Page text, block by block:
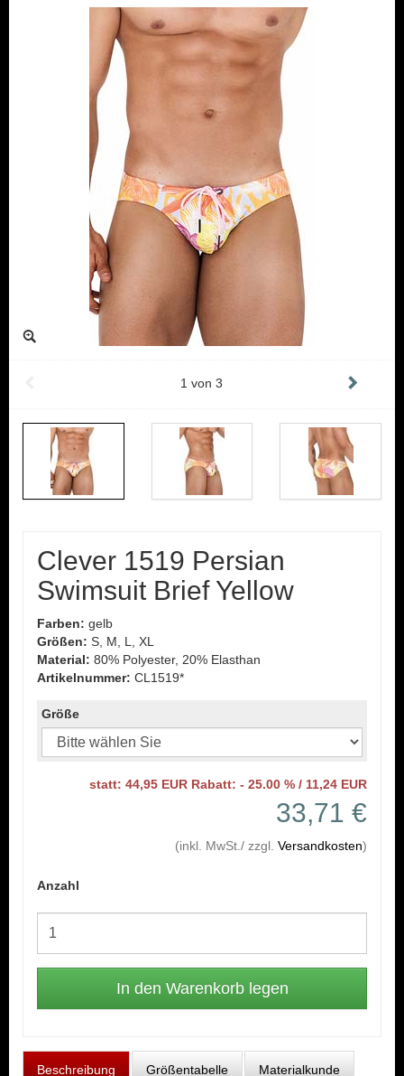
1 von3
Clever 1519 Persian
Swimsuit Brief Yellow
Farben: gelb
Größen: S, M, L, XL
Material: 80% Polyester, 20% Elasthan
Artikelnummer: CL1519*
Größe
statt: 44,95 EUR Rabatt: - 25.00 % / 11,24 EUR
33,71 €
(inkl. MwSt./ zzgl. Versandkosten)
Anzahl
Beschreibung Größentabelle Materialkunde